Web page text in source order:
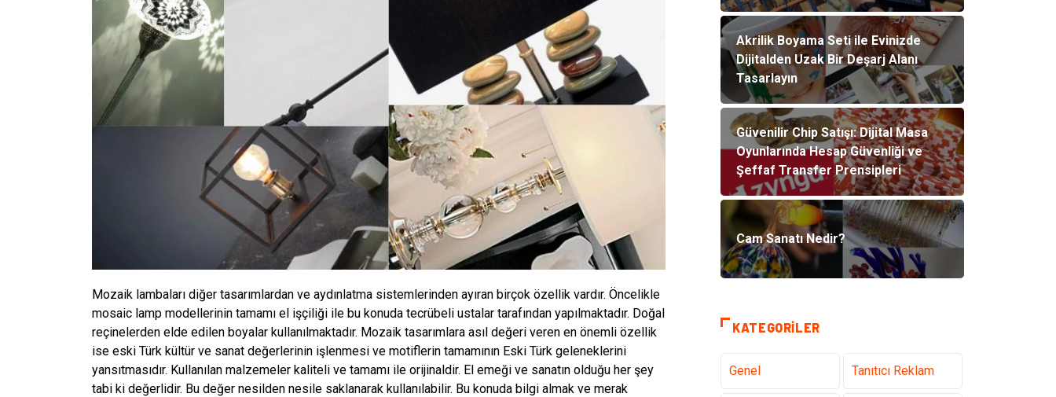
Mozaik lambaları diğer tasarımlardan ve aydınlatma sistemlerinden ayıran birçok özellik vardır. Öncelikle
mosaic lamp modellerinin tamamı el işçiliği ile bu konuda tecrübeli ustalar tarafından yapılmaktadır. Doğal
reçinelerden elde edilen boyalar kullanılmaktadır. Mozaik tasarımlara asıl değeri veren en önemli özellik
ise eski Türk kültür ve sanat değerlerinin işlenmesi ve motiflerin tamamının Eski Türk geleneklerini
yansıtmasıdır. Kullanılan malzemeler kaliteli ve tamamı ile orijinaldir. El emeği ve sanatın olduğu her şey
tabi ki değerlidir. Bu değer nesilden nesile saklanarak kullanılabilir. Bu konuda bilgi almak ve merak
Akrilik Boyama Seti ile Evinizde
Dijitalden Uzak Bir Deşarj Alanı
Tasarlayın
Güvenilir Chip Satışı: Dijital Masa
Oyunlarında Hesap Güvenliği ve
Şeffaf Transfer Prensipleri
Cam Sanatı Nedir?
KATEGORILER
Genel Tanıtıcı Reklam